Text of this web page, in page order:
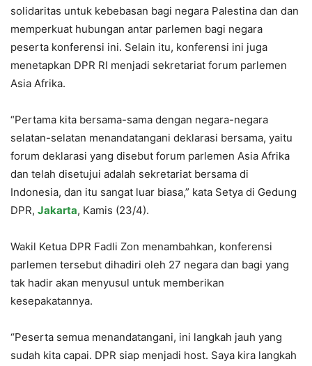
solidaritas untuk kebebasan bagi negara Palestina dan dan
memperkuat hubungan antar parlemen bagi negara
peserta konferensi ini. Selain itu, konferensi ini juga
menetapkan DPR RI menjadi sekretariat forum parlemen
Asia Afrika.
“Pertama kita bersama-sama dengan negara-negara
selatan-selatan menandatangani deklarasi bersama, yaitu
forum deklarasi yang disebut forum parlemen Asia Afrika
dan telah disetujui adalah sekretariat bersama di
Indonesia, dan itu sangat luar biasa,” kata Setya di Gedung
DPR, Jakarta, Kamis (23/4).
Wakil Ketua DPR Fadli Zon menambahkan, konferensi
parlemen tersebut dihadiri oleh 27 negara dan bagi yang
tak hadir akan menyusul untuk memberikan
kesepakatannya.
“Peserta semua menandatangani, ini langkah jauh yang
sudah kita capai. DPR siap menjadi host. Saya kira langkah